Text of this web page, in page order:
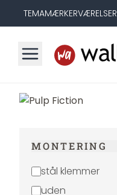
TEMAMÆRKERVÆRELSER
MONTERING
stål klemmer
uden